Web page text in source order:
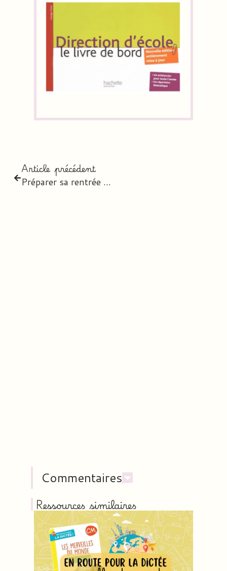
Article précédent
Préparer sa rentrée en tant que directeur d’école
Commentaires
Ressources similaires